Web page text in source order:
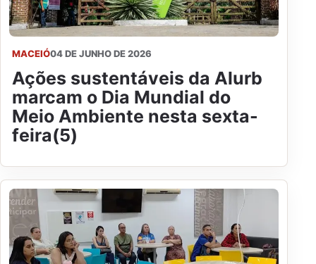
MACEIÓ04 DE JUNHO DE 2026
Ações sustentáveis da Alurb
marcam o Dia Mundial do
Meio Ambiente nesta sexta-
feira(5)